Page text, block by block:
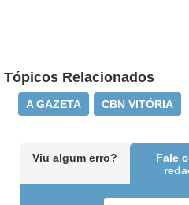
Tópicos Relacionados
A GAZETA CBN VITÓRIA
Viu algum erro?
Fale